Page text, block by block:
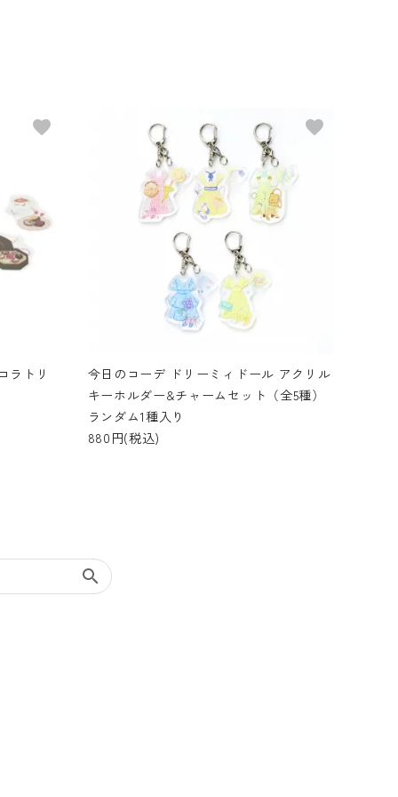
ラトリ
favorite
今日のコーデ ドリーミィドール アクリル
キーホルダー&チャームセット（全5種）
ランダム1種入り
880円(税込)
favorite
search